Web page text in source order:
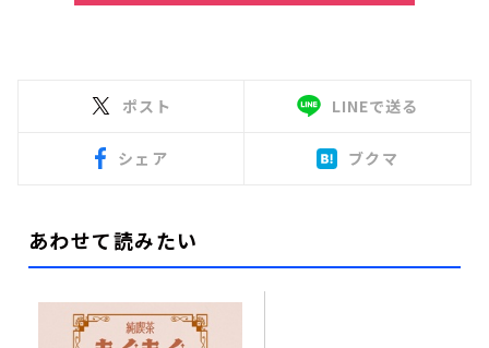
ポスト LINEで送る
シェア ブクマ
あわせて読みたい